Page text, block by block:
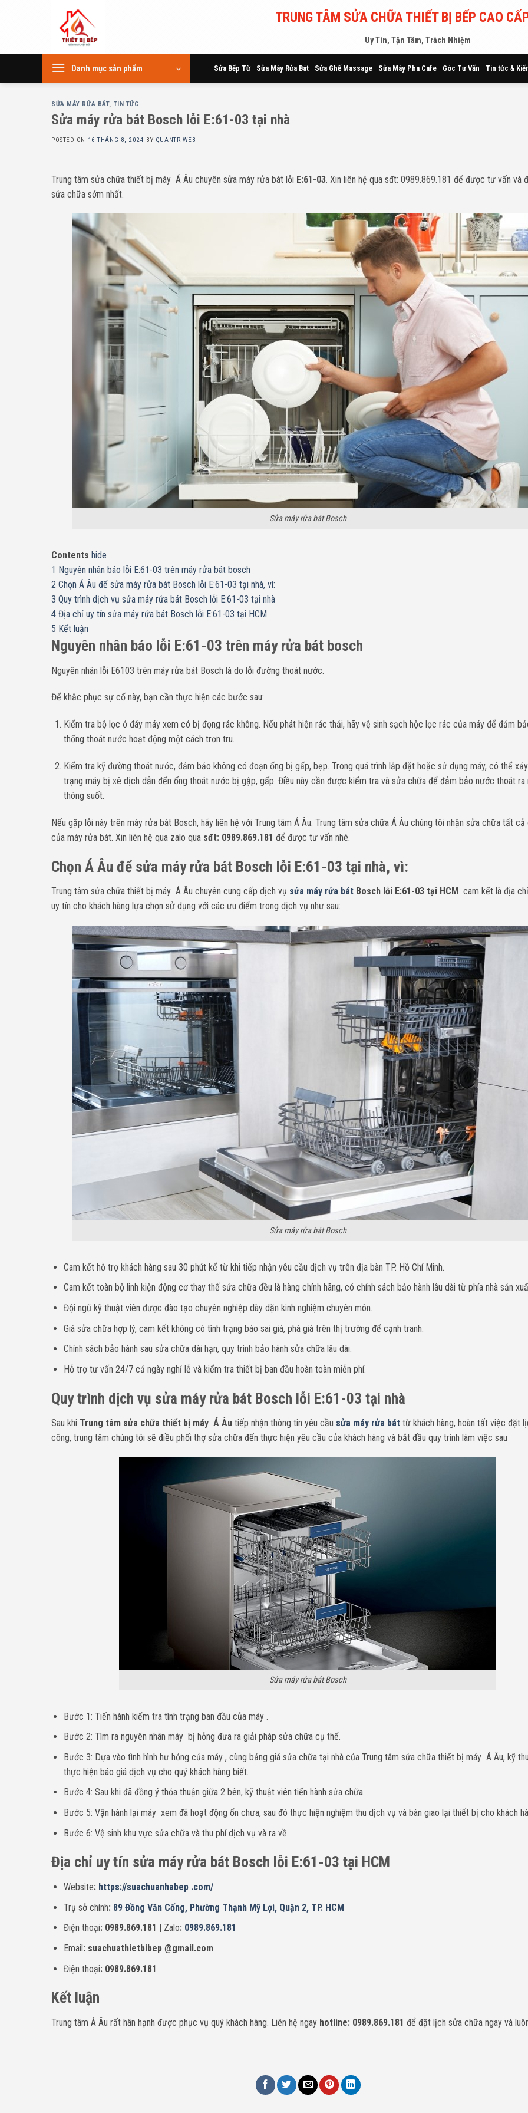
TRUNG TÂM SỬA CHỮA THIẾT BỊ BẾP CAO
Uy Tín, Tận Tâm, Trách Nhiệm
Danh mục sản phẩm Sửa Bếp Từ Sửa Máy Rửa Bát Sửa Ghế Massage Sửa Máy Pha Cafe Góc Tư Vấn Tin tức &
SỬA MÁY RỬA BÁT, TIN TỨC
Sửa máy rửa bát Bosch lỗi E:61-03 tại nhà
POSTED ON 16 THÁNG 8, 2024 BY QUANTRIWEB
Trung tâm sửa chữa thiết bị máy Á Âu chuyên sửa máy rửa bát lỗi E:61-03. Xin liên hệ qua sđt: 0989.869.181 để được tư vấn và
sửa chữa sớm nhất.
Sửa máy rửa bát Bosch
Contents hide
1 Nguyên nhân báo lỗi E:61-03 trên máy rửa bát bosch
2 Chọn Á Âu để sửa máy rửa bát Bosch lỗi E:61-03 tại nhà, vì:
3 Quy trình dịch vụ sửa máy rửa bát Bosch lỗi E:61-03 tại nhà
4 Địa chỉ uy tín sửa máy rửa bát Bosch lỗi E:61-03 tại HCM
5 Kết luận
Nguyên nhân báo lỗi E:61-03 trên máy rửa bát bosch
Nguyên nhân lỗi E6103 trên máy rửa bát Bosch là do lỗi đường thoát nước.
Để khắc phục sự cố này, bạn cần thực hiện các bước sau:
Kiểm tra bộ lọc ở đáy máy xem có bị đọng rác không. Nếu phát hiện rác thải, hãy vệ sinh sạch hộc lọc rác của máy để đảm
thống thoát nước hoạt động một cách trơn tru.
Kiểm tra kỹ đường thoát nước, đảm bảo không có đoạn ống bị gấp, bẹp. Trong quá trình lắp đặt hoặc sử dụng máy, có thể
trạng máy bị xê dịch dẫn đến ống thoát nước bị gập, gấp. Điều này cần được kiểm tra và sửa chữa để đảm bảo nước thoát
thông suốt.
Nếu gặp lỗi này trên máy rửa bát Bosch, hãy liên hệ với Trung tâm Á Âu. Trung tâm sửa chữa Á Âu chúng tôi nhận sửa chữa tất cả
của máy rửa bát. Xin liên hệ qua zalo qua sđt: 0989.869.181 để được tư vấn nhé.
Chọn Á Âu để sửa máy rửa bát Bosch lỗi E:61-03 tại nhà, vì:
Trung tâm sửa chữa thiết bị máy Á Âu chuyên cung cấp dịch vụ sửa máy rửa bát Bosch lỗi E:61-03 tại HCM cam kết là địa
uy tín cho khách hàng lựa chọn sử dụng với các ưu điểm trong dịch vụ như sau:
Sửa máy rửa bát Bosch
Cam kết hỗ trợ khách hàng sau 30 phút kể từ khi tiếp nhận yêu cầu dịch vụ trên địa bàn TP. Hồ Chí Minh.
Cam kết toàn bộ linh kiện động cơ thay thế sửa chữa đều là hàng chính hãng, có chính sách bảo hành lâu dài từ phía nhà sản
Đội ngũ kỹ thuật viên được đào tạo chuyên nghiệp dày dặn kinh nghiệm chuyên môn.
Giá sửa chữa hợp lý, cam kết không có tình trạng báo sai giá, phá giá trên thị trường để cạnh tranh.
Chính sách bảo hành sau sửa chữa dài hạn, quy trình bảo hành sửa chữa lâu dài.
Hỗ trợ tư vấn 24/7 cả ngày nghỉ lễ và kiểm tra thiết bị ban đầu hoàn toàn miễn phí.
Quy trình dịch vụ sửa máy rửa bát Bosch lỗi E:61-03 tại nhà
Sau khi Trung tâm sửa chữa thiết bị máy Á Âu tiếp nhận thông tin yêu cầu sửa máy rửa bát từ khách hàng, hoàn tất việc đặt
công, trung tâm chúng tôi sẽ điều phối thợ sửa chữa đến thực hiện yêu cầu của khách hàng và bắt đầu quy trình làm việc sau
Sửa máy rửa bát Bosch
Bước 1: Tiến hành kiểm tra tình trạng ban đầu của máy .
Bước 2: Tìm ra nguyên nhân máy bị hỏng đưa ra giải pháp sửa chữa cụ thể.
Bước 3: Dựa vào tình hình hư hỏng của máy , cùng bảng giá sửa chữa tại nhà của Trung tâm sửa chữa thiết bị máy Á Âu, kỹ
thực hiện báo giá dịch vụ cho quý khách hàng biết.
Bước 4: Sau khi đã đồng ý thỏa thuận giữa 2 bên, kỹ thuật viên tiến hành sửa chữa.
Bước 5: Vận hành lại máy xem đã hoạt động ổn chưa, sau đó thực hiện nghiệm thu dịch vụ và bàn giao lại thiết bị cho khách
Bước 6: Vệ sinh khu vực sửa chữa và thu phí dịch vụ và ra về.
Địa chỉ uy tín sửa máy rửa bát Bosch lỗi E:61-03 tại HCM
Website: https://suachuanhabep .com/
Trụ sở chính: 89 Đồng Văn Cống, Phường Thạnh Mỹ Lợi, Quận 2, TP. HCM
Điện thoại: 0989.869.181 | Zalo: 0989.869.181
Email: suachuathietbibep @gmail.com
Điện thoại: 0989.869.181
Kết luận
Trung tâm Á Âu rất hân hạnh được phục vụ quý khách hàng. Liên hệ ngay hotline: 0989.869.181 để đặt lịch sửa chữa ngay và